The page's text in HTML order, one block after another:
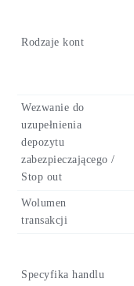
Rodzaje kont
Wezwanie do
uzupełnienia
depozytu
zabezpieczającego /
Stop out
Wolumen
transakcji
Specyfika handlu